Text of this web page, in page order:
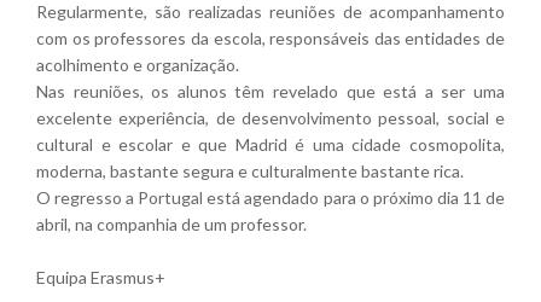
Regularmente, são realizadas reuniões de acompanhamento
com os professores da escola, responsáveis das entidades de
acolhimento e organização.
Nas reuniões, os alunos têm revelado que está a ser uma
excelente experiência, de desenvolvimento pessoal, social e
cultural e escolar e que Madrid é uma cidade cosmopolita,
moderna, bastante segura e culturalmente bastante rica.
O regresso a Portugal está agendado para o próximo dia 11 de
abril, na companhia de um professor.
Equipa Erasmus+